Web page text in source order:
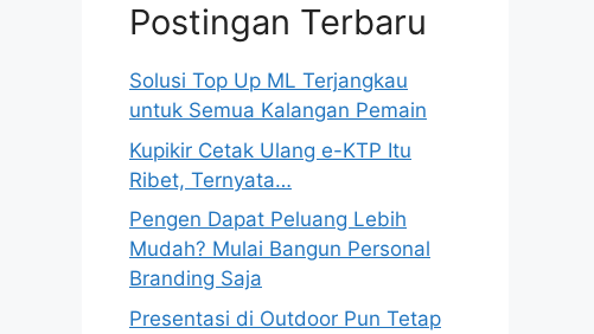
Postingan Terbaru
Solusi Top Up ML Terjangkau
untuk Semua Kalangan Pemain
Kupikir Cetak Ulang e-KTP Itu
Ribet, Ternyata…
Pengen Dapat Peluang Lebih
Mudah? Mulai Bangun Personal
Branding Saja
Presentasi di Outdoor Pun Tetap